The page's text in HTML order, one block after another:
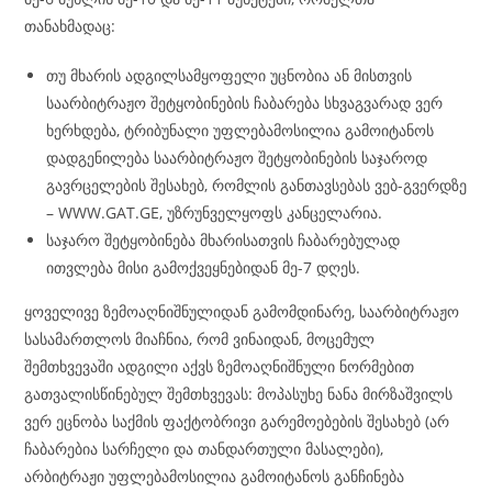
თანახმადაც:
თუ მხარის ადგილსამყოფელი უცნობია ან მისთვის
საარბიტრაჟო შეტყობინების ჩაბარება სხვაგვარად ვერ
ხერხდება, ტრიბუნალი უფლებამოსილია გამოიტანოს
დადგენილება საარბიტრაჟო შეტყობინების საჯაროდ
გავრცელების შესახებ, რომლის განთავსებას ვებ-გვერდზე
– WWW.GAT.GE, უზრუნველყოფს კანცელარია.
საჯარო შეტყობინება მხარისათვის ჩაბარებულად
ითვლება მისი გამოქვეყნებიდან მე-7 დღეს.
ყოველივე ზემოაღნიშნულიდან გამომდინარე, საარბიტრაჟო
სასამართლოს მიაჩნია, რომ ვინაიდან, მოცემულ
შემთხვევაში ადგილი აქვს ზემოაღნიშნული ნორმებით
გათვალისწინებულ შემთხვევას: მოპასუხე ნანა მირზაშვილს
ვერ ეცნობა საქმის ფაქტობრივი გარემოებების შესახებ (არ
ჩაბარებია სარჩელი და თანდართული მასალები),
არბიტრაჟი უფლებამოსილია გამოიტანოს განჩინება